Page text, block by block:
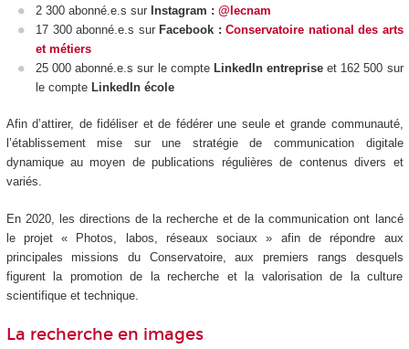
2 300 abonné.e.s sur Instagram : @lecnam
17 300 abonné.e.s sur Facebook : Conservatoire national des arts
et métiers
25 000 abonné.e.s sur le compte LinkedIn entrepriseet 162 500 sur
le compte LinkedIn école
Afin d’attirer, de fidéliser et de fédérer une seule et grande communauté,
l’établissement mise sur une stratégie de communication digitale
dynamique au moyen de publications régulières de contenus divers et
variés.
En 2020, les directions de la recherche et de la communication ont lancé
le projet « Photos, labos, réseaux sociaux » afin de répondre aux
principales missions du Conservatoire, aux premiers rangs desquels
figurent la promotion de la recherche et la valorisation de la culture
scientifique et technique.
La recherche en images